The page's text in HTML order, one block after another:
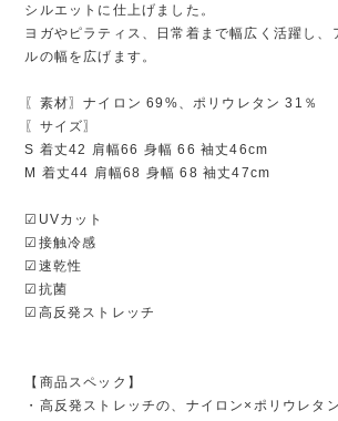
シルエットに仕上げました。
ヨガやピラティス、日常着まで幅広く活躍し、
ルの幅を広げます。
〖素材〗ナイロン 69%、ポリウレタン 31％
〖サイズ〗
S 着丈42 肩幅66 身幅 66 袖丈46cm
M 着丈44 肩幅68 身幅 68 袖丈47cm
☑UVカット
☑接触冷感
☑速乾性
☑抗菌
☑高反発ストレッチ
【商品スペック】
・高反発ストレッチの、ナイロン×ポリウレタ